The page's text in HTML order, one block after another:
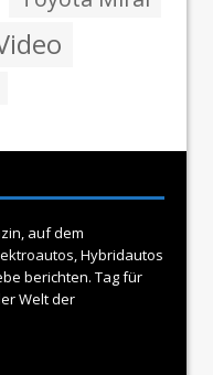
auf dem
, Hybridautos
berichten. Tag für
Welt der